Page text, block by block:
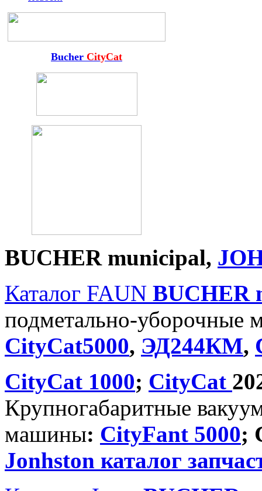
Bucher CityCat
BUCHER municipal,
Каталог FAUN BUCHER
подметально-уборочные
CityCat5000, ЭД244КМ,
CityCat 1000; CityCat
Крупногабаритные
машины: CityFant 5000;
Jonhston каталог